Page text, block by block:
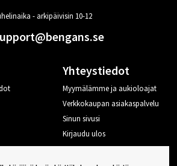
- arkipäivisin 10-12
Yhteystiedot
Myymälämme ja aukioloajat
Verkkokaupan asiakaspalvelu
Sinun sivusi
Kirjaudu ulos